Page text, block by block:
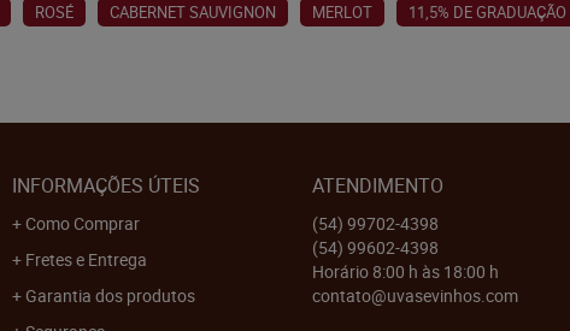
ROSÉ CABERNET SAUVIGNON MERLOT 11,5% DE GRADUAÇÃO
INFORMAÇÕES ÚTEIS
Como Comprar
Fretes e Entrega
Garantia dos produtos
ATENDIMENTO
(54) 99702-4398
(54) 99602-4398
Horário 8:00 h às 18:00 h
contato@uvasevinhos.com